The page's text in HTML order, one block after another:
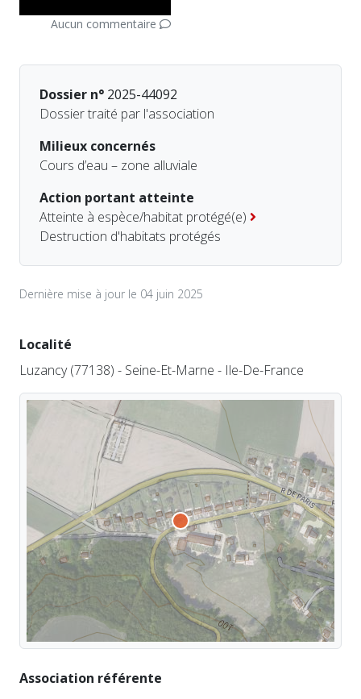
Aucun commentaire
Dossier n° 2025-44092
Dossier traité par l'association
Milieux concernés
Cours d’eau – zone alluviale
Action portant atteinte
Atteinte à espèce/habitat protégé(e)
Destruction d'habitats protégés
Dernière mise à jour le 04 juin 2025
Localité
Luzancy (77138) - Seine-Et-Marne - Ile-De-France
Association référente